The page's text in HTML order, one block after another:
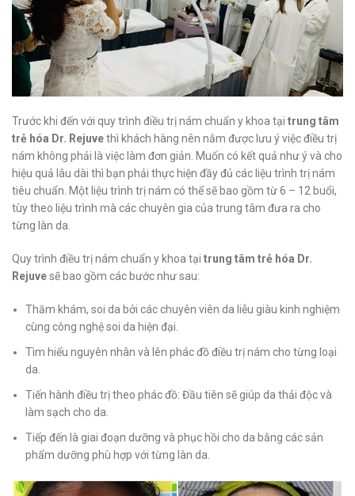
Trước khi đến với quy trình điều trị nám chuẩn y khoa tại trung tâm
trẻ hóa Dr. Rejuvethì khách hàng nên nắm được lưu ý việc điều trị
nám không phải là việc làm đơn giản. Muốn có kết quả như ý và cho
hiệu quả lâu dài thì bạn phải thực hiện đầy đủ các liệu trình trị nám
tiêu chuẩn. Một liệu trình trị nám có thể sẽ bao gồm từ 6 – 12 buổi,
tùy theo liệu trình mà các chuyên gia của trung tâm đưa ra cho
từng làn da.
Quy trình điều trị nám chuẩn y khoa tại trung tâm trẻ hóa Dr.
Rejuvesẽ bao gồm các bước như sau:
Thăm khám, soi da bởi các chuyên viên da liễu giàu kinh nghiệm
cùng công nghệ soi da hiện đại.
Tìm hiểu nguyên nhân và lên phác đồ điều trị nám cho từng loại
da.
Tiến hành điều trị theo phác đồ: Đầu tiên sẽ giúp da thải độc và
làm sạch cho da.
Tiếp đến là giai đoạn dưỡng và phục hồi cho da bằng các sản
phẩm dưỡng phù hợp với từng làn da.